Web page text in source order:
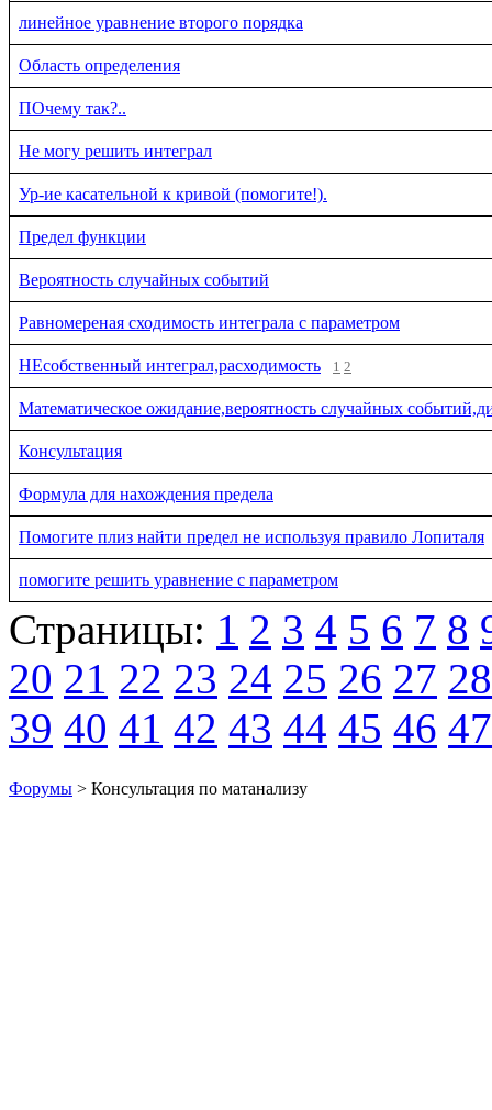
линейное уравнение второго порядка
Область определения
ПОчему так?..
Не могу решить интеграл
Ур-ие касательной к кривой (помогите!).
Предел функции
Вероятность случайных событий
Равномереная сходимость интеграла с параметром
НЕсобственный интеграл,расходимость 1 2
Математическое ожидание,вероятность случайных
Консультация
Формула для нахождения предела
Помогите плиз найти предел не используя правило Лопиталя
помогите решить уравнение с параметром
Страницы: 1 2 3 4 5 6 7 8
20 21 22 23 24 25 26 27 28
39 40 41 42 43 44 45 46 47
Форумы > Консультация по матанализу